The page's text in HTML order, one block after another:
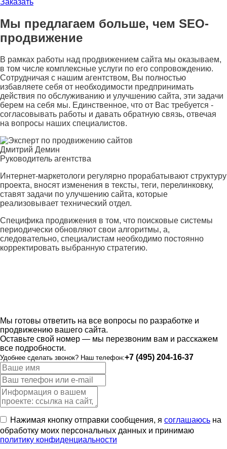
Мы предлагаем больше, чем SEO-
продвижение
В рамках работы над продвижением сайта мы оказываем,
в том числе комплексные услуги по его сопровождению.
Сотрудничая с нашим агентством, Вы полностью
избавляете себя от необходимости предпринимать
действия по обслуживанию и улучшению сайта, эти задачи
берем на себя мы. Единственное, что от Вас требуется -
согласовывать работы и давать обратную связь, отвечая
на вопроcы наших специалистов.
Дмитрий Демин
Руководитель агентства
Интернет-маркетологи регулярно прорабатывают структуру
проекта, вносят изменения в тексты, теги, перелинковку,
ставят задачи по улучшению сайта, которые
реализовывает технический отдел.
Специфика продвижения в том, что поисковые системы
периодически обновляют свои алгоритмы, а,
следовательно, специалистам необходимо постоянно
корректировать выбранную стратегию.
Мы готовы ответить на все вопросы по разработке и
продвижению вашего сайта.
Оставьте свой номер — мы перезвоним вам и расскажем
все подробности.
Удобнее сделать звонок? Наш телефон:+7 (495) 204-16-37
Нажимая кнопку отправки сообщения, я соглашаюсь на
обработку моих персональных данных и принимаю
политику конфиденциальности